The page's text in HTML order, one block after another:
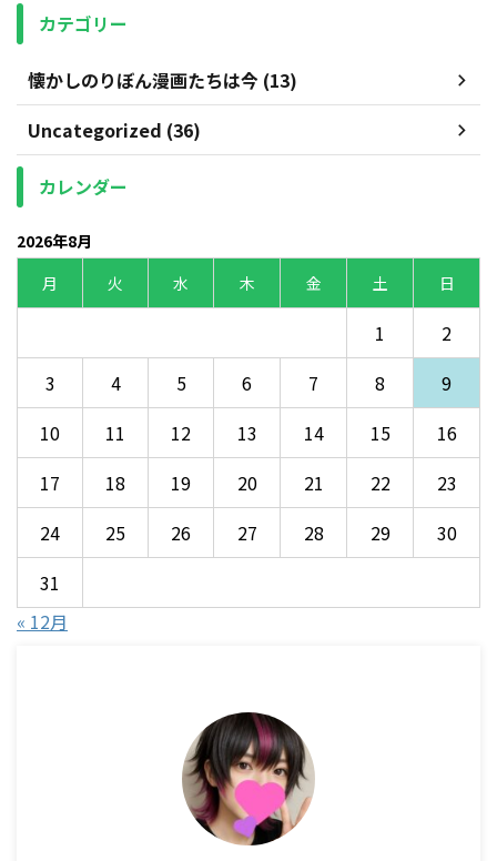
カテゴリー
懐かしのりぼん漫画たちは今 (13)
Uncategorized (36)
カレンダー
2026年8月
月
火 水 木 金 土 日
1
2
3
4 5 6 7 8
9
10
11 12 13 14 15
16
17
18 19 20 21 22
23
24
25 26 27 28 29
30
31
« 12月